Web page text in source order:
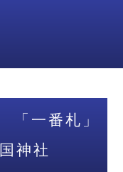
一番札」
神社